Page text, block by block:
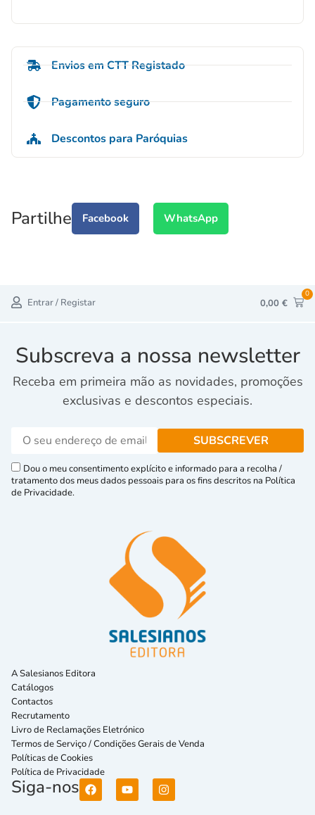
Envios em CTT Registado
Pagamento seguro
Descontos para Paróquias
Partilhe Facebook WhatsApp
Entrar / Registar 0,00 €
0
Subscreva a nossa newsletter
Receba em primeira mão as novidades, promoções
exclusivas e descontos especiais.
Dou o meu consentimento explícito e informado para a recolha /
tratamento dos meus dados pessoais para os fins descritos na Política
de Privacidade.
A Salesianos Editora
Catálogos
Contactos
Recrutamento
Livro de Reclamações Eletrónico
Termos de Serviço / Condições Gerais de Venda
Políticas de Cookies
Política de Privacidade
Siga-nos